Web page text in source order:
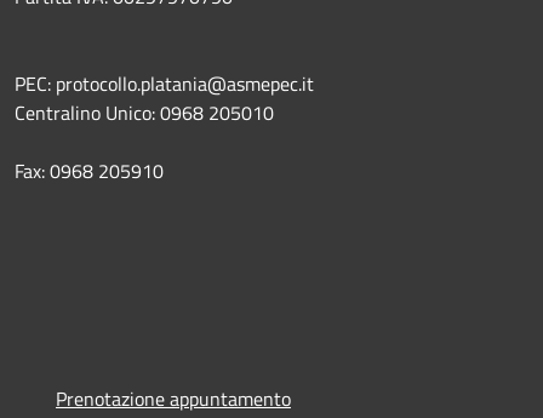
PEC: protocollo.platania@asmepec.it
Centralino Unico: 0968 205010
Fax: 0968 205910
Prenotazione appuntamento